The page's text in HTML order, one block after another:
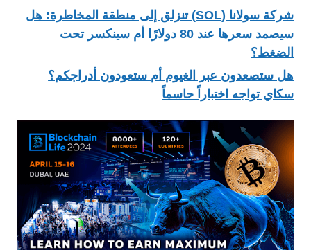
شركة سولانا (SOL) تنزلق إلى منطقة المخاطرة: هل
سيصمد سعرها عند 80 دولارًا أم سينكسر تحت
الضغط؟
هل ستصعدون عبر الغيوم أم ستعودون أدراجكم؟
سكاي تواجه اختباراً حاسماً